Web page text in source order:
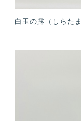
白玉の露（しらた